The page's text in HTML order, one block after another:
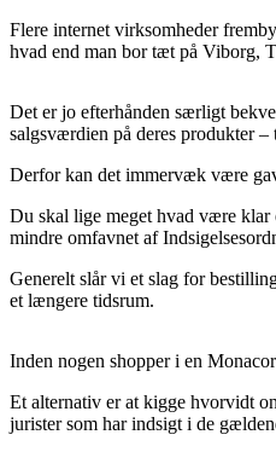
Flere internet virksomheder
hvad end man bor tæt på Viborg,
Det er jo efterhånden særligt
salgsværdien på deres produkter
Derfor kan det immervæk være
Du skal lige meget hvad være
mindre omfavnet af
Generelt slår vi et slag for
et længere tidsrum.
Inden nogen shopper i en
Et alternativ er at kigge hvorvidt
jurister som har indsigt i de